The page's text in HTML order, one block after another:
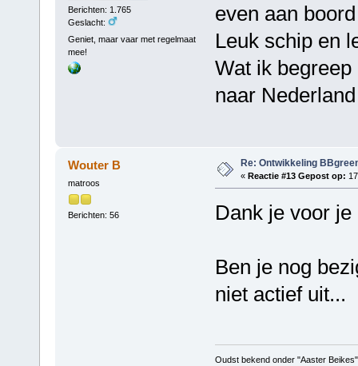
Berichten: 1.765
Geslacht:
Geniet, maar vaar met regelmaat
mee!
even aan
Leuk schip en
Wat ik
naar
Wouter B
matroos
Berichten: 56
Re: Ontwikkeling
« Reactie #13 Gepost op:
Dank je voor je
Ben je nog
niet actief uit...
Oudst bekend onder "Aaster